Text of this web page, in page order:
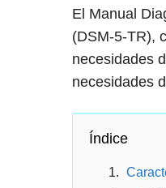
El Manual
(DSM-5-TR),
necesidades
necesidades
Índice